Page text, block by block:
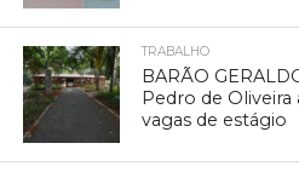
TRABALHO
BARÃO
Pedro de Oliveira
vagas de estágio